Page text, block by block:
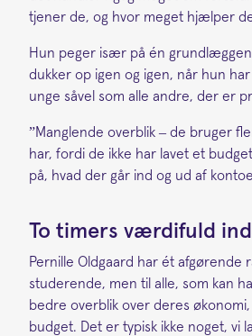
tjener de, og hvor meget hjælper
Hun peger især på én
dukker op igen og igen, når hun
unge såvel som alle andre, der er
”Manglende overblik – de bruger
har, fordi de ikke har lavet et
på, hvad der går ind og ud af
To timers værdifuld
Pernille Oldgaard har ét afgørende
studerende, men til alle, som kan
bedre overblik over deres
budget. Det er typisk ikke noget, vi